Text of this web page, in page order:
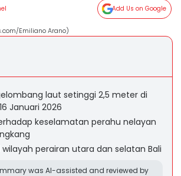
Add Us on Google
Emiliano Arano)
laut setinggi 2,5 meter di
Januari 2026
keselamatan perahu nelayan
wilayah perairan utara dan selatan Bali
was AI-assisted and reviewed by